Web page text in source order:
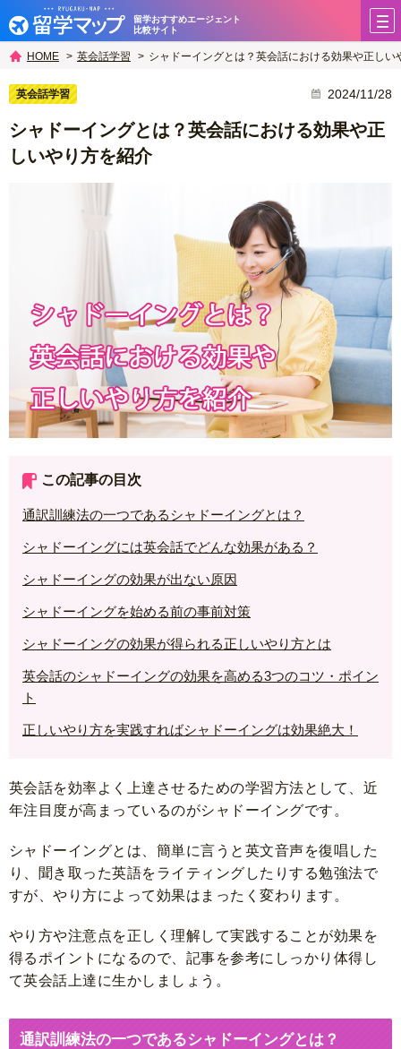
留学おすすめエージェント
比較サイト
HOME 英会話学習 シャドーイングとは？英会話における効果や正しい
英会話学習 2024/11/28
シャドーイングとは？英会話における効果や正
しいやり方を紹介
この記事の目次
通訳訓練法の一つであるシャドーイングとは？
シャドーイングには英会話でどんな効果がある？
シャドーイングの効果が出ない原因
シャドーイングを始める前の事前対策
シャドーイングの効果が得られる正しいやり方とは
英会話のシャドーイングの効果を高める3つのコツ・ポイン
ト
正しいやり方を実践すればシャドーイングは効果絶大！
英会話を効率よく上達させるための学習方法として、近
年注目度が高まっているのがシャドーイングです。
シャドーイングとは、簡単に言うと英文音声を復唱した
り、聞き取った英語をライティングしたりする勉強法で
すが、やり方によって効果はまったく変わります。
やり方や注意点を正しく理解して実践することが効果を
得るポイントになるので、記事を参考にしっかり体得し
て英会話上達に生かしましょう。
通訳訓練法の一つであるシャドーイングとは？